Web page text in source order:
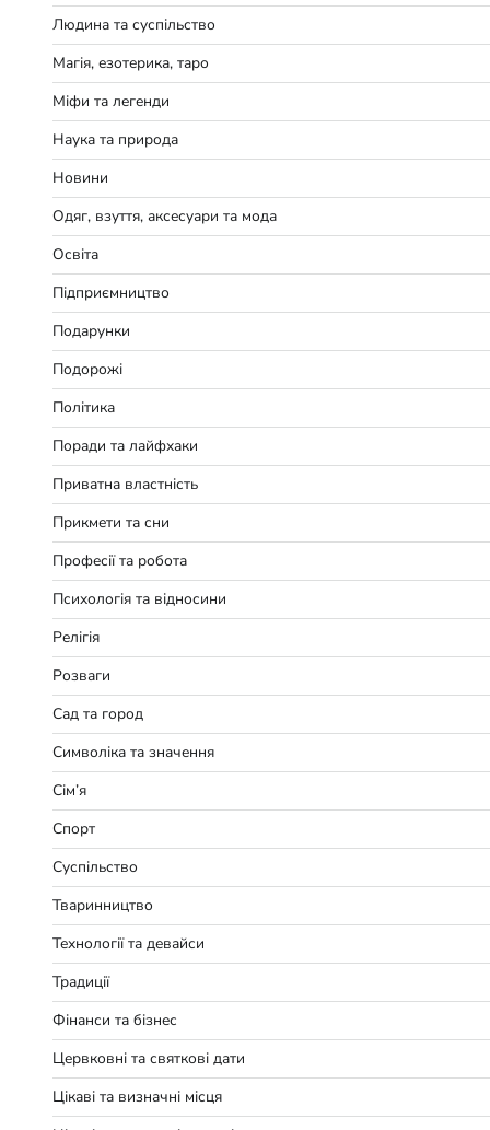
Людина та суспільство
Магія, езотерика, таро
Міфи та легенди
Наука та природа
Новини
Одяг, взуття, аксесуари та мода
Освіта
Підприємництво
Подарунки
Подорожі
Політика
Поради та лайфхаки
Приватна властність
Прикмети та сни
Професії та робота
Психологія та відносини
Релігія
Розваги
Сад та город
Символіка та значення
Сім’я
Спорт
Суспільство
Тваринництво
Технології та девайси
Традиції
Фінанси та бізнес
Цервковні та святкові дати
Цікаві та визначні місця